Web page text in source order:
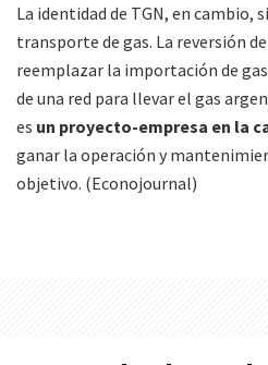
La identidad de TGN, en cambio,
transporte de gas. La reversión
reemplazar la importación de
de una red para llevar el gas
es un proyecto-empresa en la
ganar la operación y
objetivo. (Econojournal)